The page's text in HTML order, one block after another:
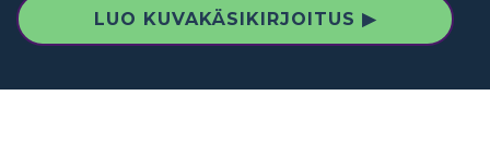
LUO KUVAKÄSIKIRJOITUS ▶